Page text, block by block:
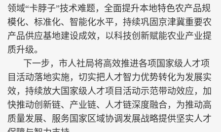
领域“卡脖子”技术难题，全面提升本地特色农产品规
模化、标准化、智能化水平，持续巩固京津冀重要农
产品供应基地建设成效，以科技创新赋能农业产业提
质升级。
下一步，市人社局将高效推进各项国家级人才项
目活动落地实施，切实把人才智力优势转化为发展实
效，持续放大国家级人才项目活动示范带动效应，加
快推动创新链、产业链、人才链深度融合，为推动高
质量发展、服务国家区域协调发展战略提供坚实人才